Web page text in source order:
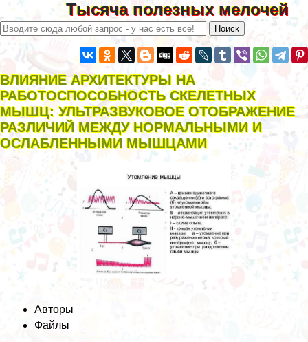
Тысяча полезных мелочей
ВЛИЯНИЕ АРХИТЕКТУРЫ НА
РАБОТОСПОСОБНОСТЬ СКЕЛЕТНЫХ
МЫШЦ: УЛЬТРАЗВУКОВОЕ ОТОБРАЖЕНИЕ
РАЗЛИЧИЙ МЕЖДУ НОРМАЛЬНЫМИ И
ОСЛАБЛЕННЫМИ МЫШЦАМИ
Авторы
Файлы